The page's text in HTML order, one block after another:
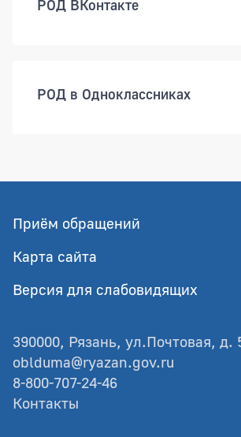
РОД ВКонтакте
РОД в Одноклассниках
Приём обращений
Карта сайта
Версия для слабовидящих
390000, Рязань, ул.Почтовая, д.
oblduma@ryazan.gov.ru
8-800-707-24-46
Контакты